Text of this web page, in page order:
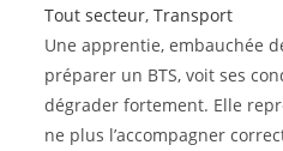
Tout secteur,Transport
Une apprentie, embauchée
préparer un BTS, voit ses
dégrader fortement. Elle
ne plus l’accompagner